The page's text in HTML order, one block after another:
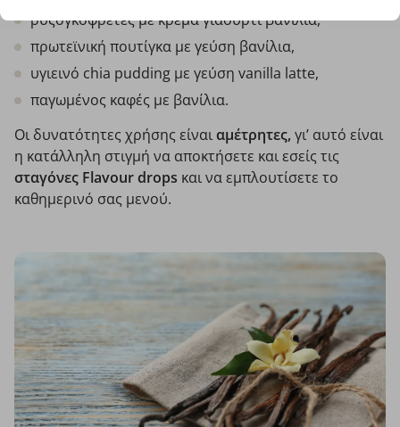
ρυζογκοφρέτες με κρέμα γιαούρτι βανίλια,
πρωτεϊνική πουτίγκα με γεύση βανίλια,
υγιεινό chia pudding με γεύση vanilla latte,
παγωμένος καφές με βανίλια.
Οι δυνατότητες χρήσης είναιαμέτρητες,γι’ αυτό είναι
η κατάλληλη στιγμή να αποκτήσετε και εσείς τις
σταγόνες Flavour drops και να εμπλουτίσετε το
καθημερινό σας μενού.